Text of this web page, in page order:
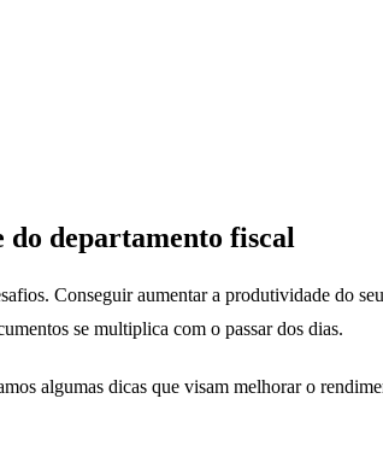
departamento fiscal
Conseguir aumentar a produtividade do
se multiplica com o passar dos dias.
algumas dicas que visam melhorar o